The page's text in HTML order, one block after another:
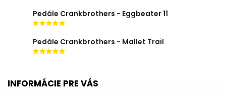
Pedále Crankbrothers - Eggbeater 11
Pedále Crankbrothers - Mallet Trail
INFORMÁCIE PRE VÁS